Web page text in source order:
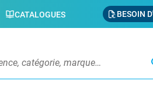
CATALOGUES BESOIN